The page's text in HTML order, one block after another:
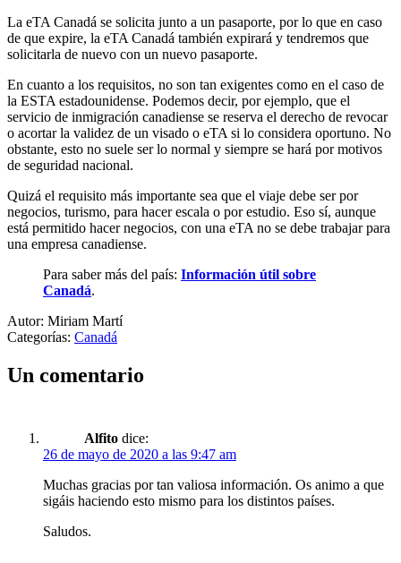
La eTA Canadá se solicita junto a un pasaporte, por lo que en caso
de que expire, la eTA Canadá también expirará y tendremos que
solicitarla de nuevo con un nuevo pasaporte.
En cuanto a los requisitos, no son tan exigentes como en el caso de
la ESTA estadounidense. Podemos decir, por ejemplo, que el
servicio de inmigración canadiense se reserva el derecho de revocar
o acortar la validez de un visado o eTA si lo considera oportuno. No
obstante, esto no suele ser lo normal y siempre se hará por motivos
de seguridad nacional.
Quizá el requisito más importante sea que el viaje debe ser por
negocios, turismo, para hacer escala o por estudio. Eso sí, aunque
está permitido hacer negocios, con una eTA no se debe trabajar para
una empresa canadiense.
Para saber más del país: Información útil sobre
Canadá.
Autor: Miriam Martí
Categorías: Canadá
Un comentario
Alfito dice:
26 de mayo de 2020 a las 9:47 am
Muchas gracias por tan valiosa información. Os animo a que
sigáis haciendo esto mismo para los distintos países.
Saludos.